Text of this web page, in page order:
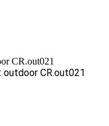
CR.out021
CR.out021